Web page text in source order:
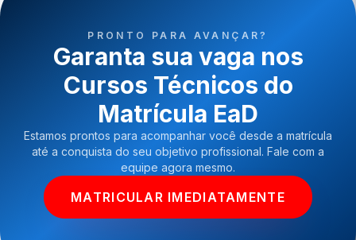
PRONTO PARA AVANÇAR?
Garanta sua vaga nos
Cursos Técnicos do
Matrícula EaD
Estamos prontos para acompanhar você desde a matrícula
até a conquista do seu objetivo profissional. Fale com a
equipe agora mesmo.
MATRICULAR IMEDIATAMENTE